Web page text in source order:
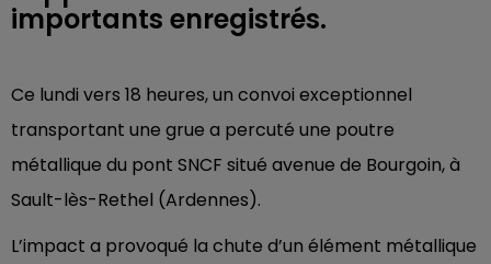
importants enregistrés.
Ce lundi vers 18 heures, un convoi exceptionnel
transportant une grue a percuté une poutre
métallique du pont SNCF situé avenue de Bourgoin, à
Sault-lès-Rethel (Ardennes).
L’impact a provoqué la chute d’un élément métallique